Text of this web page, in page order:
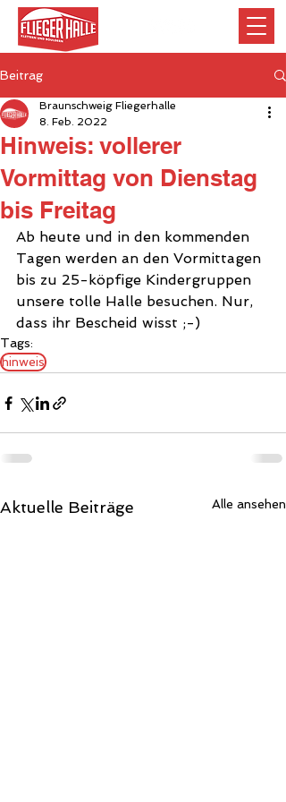
Beitrag
Hinweis: vollerer
Vormittag von Dienstag
bis Freitag
Braunschweig Fliegerhalle
8. Feb. 2022
Ab heute und in den kommenden
Tagen werden an den Vormittagen
bis zu 25-köpfige Kindergruppen
unsere tolle Halle besuchen. Nur,
dass ihr Bescheid wisst ;-)
Tags:
hinweis
Aktuelle Beiträge Alle ansehen